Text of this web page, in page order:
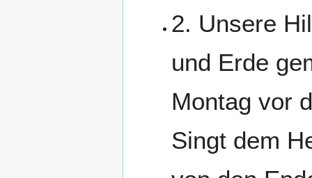
2. Unsere
und Erde
Montag vor
Singt dem